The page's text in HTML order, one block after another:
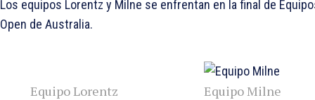
Los equipos Lorentz y Milne se enfrentan en la final de
Open de Australia.
Equipo Lorentz Equipo Milne